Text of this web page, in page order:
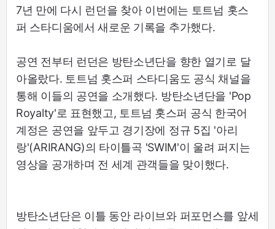
7년 만에 다시 런던을 찾아 이번에는 토트넘 홋스
퍼 스타디움에서 새로운 기록을 추가했다.
공연 전부터 런던은 방탄소년단을 향한 열기로 달
아올랐다. 토트넘 홋스퍼 스타디움도 공식 채널을
통해 이들의 공연을 소개했다. 방탄소년단을 'Pop
Royalty'로 표현했고, 토트넘 홋스퍼 공식 한국어
계정은 공연을 앞두고 경기장에 정규 5집 '아리
랑'(ARIRANG)의 타이틀곡 'SWIM'이 울려 퍼지는
영상을 공개하며 전 세계 관객들을 맞이했다.
방탄소년단은 이틀 동안 라이브와 퍼포먼스를 앞세